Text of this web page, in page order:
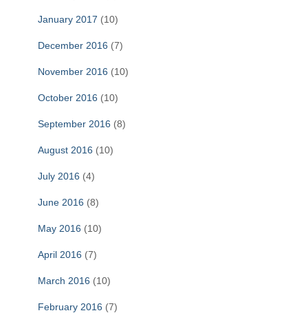
January 2017 (10)
December 2016 (7)
November 2016 (10)
October 2016 (10)
September 2016 (8)
August 2016 (10)
July 2016 (4)
June 2016 (8)
May 2016 (10)
April 2016 (7)
March 2016 (10)
February 2016 (7)